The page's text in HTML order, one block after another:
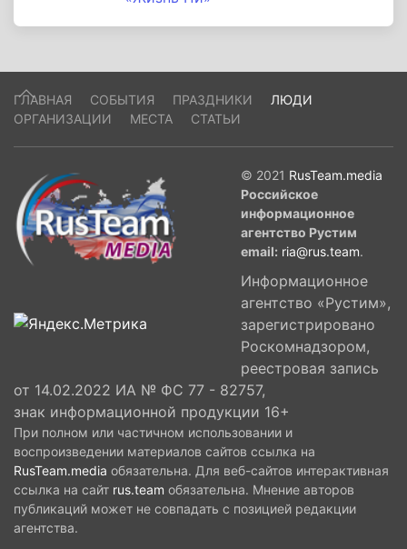
ГЛАВНАЯ СОБЫТИЯ ПРАЗДНИКИ
ЛЮДИ
ОРГАНИЗАЦИИ
МЕСТА СТАТЬИ
© 2021 RusTeam.media
Российское
информационное
агентство Рустим
email: ria@rus.team.
Информационное
агентство «Рустим»,
зарегистрировано
Роскомнадзором,
реестровая запись
от 14.02.2022 ИА № ФС 77 - 82757,
знак информационной продукции 16+
При полном или частичном использовании и
воспроизведении материалов сайтов ссылка на
RusTeam.media обязательна. Для веб-сайтов интерактивная
ссылка на сайт rus.team обязательна. Мнение авторов
публикаций может не совпадать с позицией редакции
агентства.